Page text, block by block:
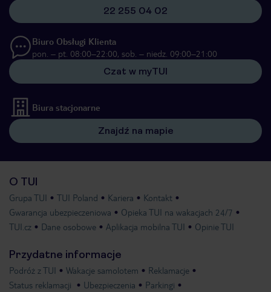
22 255 04 02
Biuro Obsługi Klienta
pon. – pt. 08:00–22:00, sob. – niedz. 09:00–21:00
Czat w myTUI
Biura stacjonarne
Znajdź na mapie
O TUI
Grupa TUI TUI Poland Kariera
Kontakt
Gwarancja ubezpieczeniowa
Opieka TUI na wakacjach 24/7
TUI.cz
Dane osobowe Aplikacja mobilna TUI Opinie TUI
Przydatne informacje
Podróż z TUI Wakacje samolotem
Reklamacje
Status reklamacji
Ubezpieczenia Parkingi